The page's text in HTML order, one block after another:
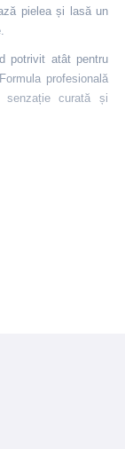
pielea și lasă un
potrivit atât pentru
profesională
senzație curată și
Polyacrylate,